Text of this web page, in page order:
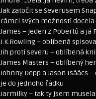
Jak zatočit se Severusem
rámci svých možností docela
James – jeden z Pobertů a já
J.K.Rowling – oblíbená
Jih proti severu – oblíbená
James Masters – oblíbený
Johnny Depp a Jason Isáács
je do jednoho řádku
Jarmilky – tak ty jsem